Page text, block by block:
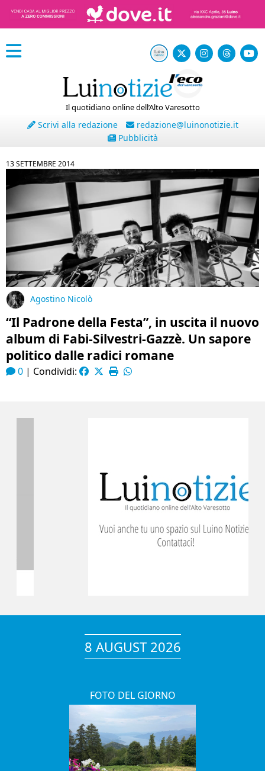
Il quotidiano online dell’Alto Varesotto
Scrivi alla redazione
redazione@luinonotizie.it
Pubblicità
13 SETTEMBRE 2014
Agostino Nicolò
“Il Padrone della Festa”, in uscita il nuovo
album di Fabi-Silvestri-Gazzè. Un sapore
politico dalle radici romane
0 | Condividi:
8 AUGUST 2026
FOTO DEL GIORNO